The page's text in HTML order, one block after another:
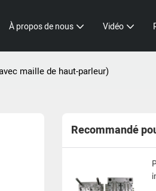
À propos de nous Vidéo
maille de haut-parleur)
Recommandé